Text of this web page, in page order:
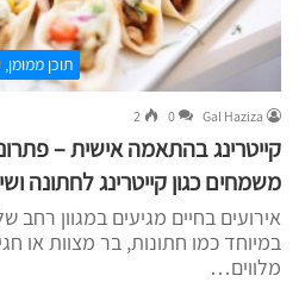
תוכן
Gal Haziza
0
2
קייטרינג בהתאמה אישית –
משמחים כגון קייטרינג לחתונה
אירועים בחיים מגיעים במגוון
במיוחד כמו חתונות, בר מצוות או
מלווים…